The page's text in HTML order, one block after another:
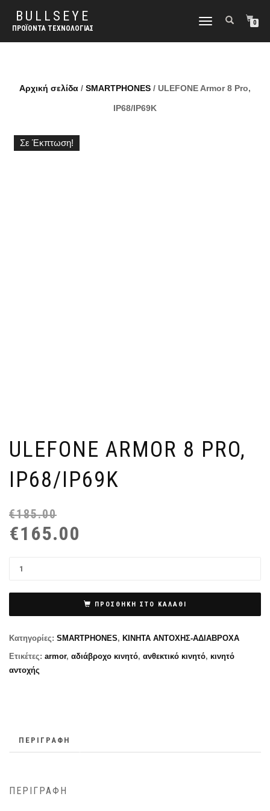
BULLSEYE
ΠΡΟΪΌΝΤΑ ΤΕΧΝΟΛΟΓΊΑΣ
ΕΝΑΛΛΑΓΉ
0
Αρχική σελίδα / SMARTPHONES / ULEFONE Armor 8 Pro,
IP68/IP69K
Σε Έκπτωση!
ULEFONE ARMOR 8 PRO,
IP68/IP69K
€185.00
€165.00
ΠΡΟΣΘΉΚΗ ΣΤΟ ΚΑΛΆΘΙ
Κατηγορίες: SMARTPHONES, ΚΙΝΗΤΑ ΑΝΤΟΧΗΣ-ΑΔΙΑΒΡΟΧΑ
Ετικέτες: armor, αδιάβροχο κινητό, ανθεκτικό κινητό, κινητό
αντοχής
ΠΕΡΙΓΡΑΦΉ
ΠΕΡΙΓΡΑΦΉ